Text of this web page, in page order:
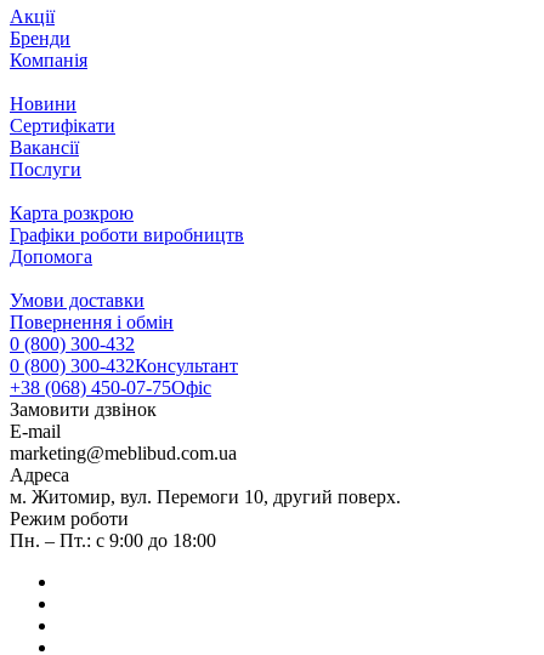
Акції
Бренди
Компанія
Новини
Сертифікати
Вакансії
Послуги
Карта розкрою
Графіки роботи виробництв
Допомога
Умови доставки
Повернення і обмін
0 (800) 300-432
0 (800) 300-432Консультант
+38 (068) 450-07-75Офіс
Замовити дзвінок
E-mail
marketing@meblibud.com.ua
Адреса
м. Житомир, вул. Перемоги 10, другий поверх.
Режим роботи
Пн. – Пт.: с 9:00 до 18:00